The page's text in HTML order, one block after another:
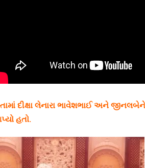
દીક્ષા લેનારા ભાવેશભાઈ અને
હતો.